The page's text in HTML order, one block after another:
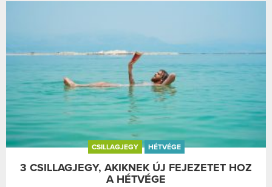
CSILLAGJEGY HÉTVÉGE
3 CSILLAGJEGY, AKIKNEK ÚJ FEJEZETET HOZ
A HÉTVÉGE